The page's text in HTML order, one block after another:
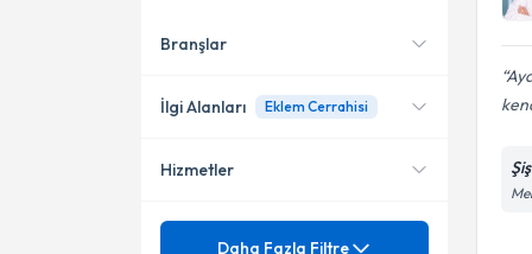
Serdivan
Konumuma yakın uzmanları
Branşlar
Ortopedi ve Travmatoloji
İlgi Alanları Eklem Cerrahisi
Acl (Ön Çapraz Bağ) Yırtığı
Hizmetler
Mezuniyet
Daha Fazla Filtre